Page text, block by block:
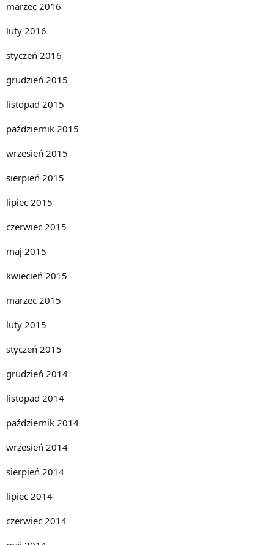
marzec 2016
luty 2016
styczeń 2016
grudzień 2015
listopad 2015
październik 2015
wrzesień 2015
sierpień 2015
lipiec 2015
czerwiec 2015
maj 2015
kwiecień 2015
marzec 2015
luty 2015
styczeń 2015
grudzień 2014
listopad 2014
październik 2014
wrzesień 2014
sierpień 2014
lipiec 2014
czerwiec 2014